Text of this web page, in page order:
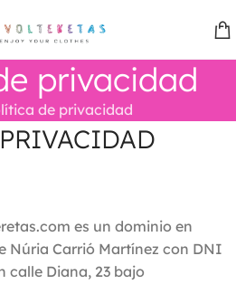
privacidad
de privacidad
es un dominio en
Núria Carrió Martínez con DNI
calle Diana, 23 bajo